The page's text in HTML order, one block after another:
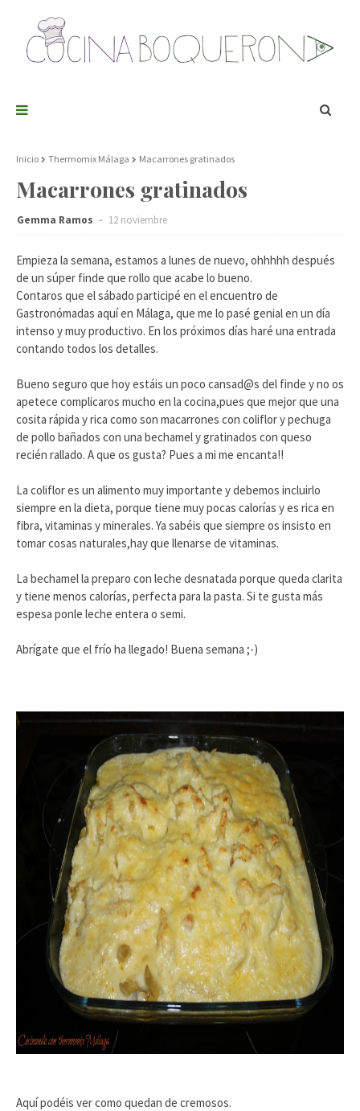
Inicio Thermomix Málaga Macarrones gratinados
Macarrones gratinados
Gemma Ramos 12 noviembre
Empieza la semana, estamos a lunes de nuevo, ohhhhh después
de un súper finde que rollo que acabe lo bueno.
Contaros que el sábado participé en el encuentro de
Gastronómadas aquí en Málaga, que me lo pasé genial en un día
intenso y muy productivo. En los próximos días haré una entrada
contando todos los detalles.
Bueno seguro que hoy estáis un poco cansad@s del finde y no os
apetece complicaros mucho en la cocina,pues que mejor que una
cosita rápida y rica como son macarrones con coliflor y pechuga
de pollo bañados con una bechamel y gratinados con queso
recién rallado. A que os gusta? Pues a mi me encanta!!
La coliflor es un alimento muy importante y debemos incluirlo
siempre en la dieta, porque tiene muy pocas calorías y es rica en
fibra, vitaminas y minerales. Ya sabéis que siempre os insisto en
tomar cosas naturales,hay que llenarse de vitaminas.
La bechamel la preparo con leche desnatada porque queda clarita
y tiene menos calorías, perfecta para la pasta. Si te gusta más
espesa ponle leche entera o semi.
Abrígate que el frío ha llegado! Buena semana ;-)
Aquí podéis ver como quedan de cremosos.